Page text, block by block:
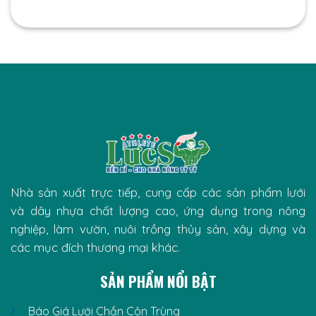
Nhà sản xuất trực tiếp, cung cấp các sản phẩm lưới
và dây nhựa chất lượng cao, ứng dụng trong nông
nghiệp, làm vườn, nuôi trồng thủy sản, xây dựng và
các mục đích thương mại khác.
SẢN PHẨM NỔI BẬT
Báo Giá Lưới Chắn Côn Trùng